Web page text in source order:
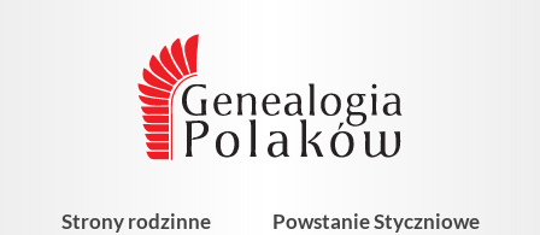
Strony rodzinne
Powstanie Styczniowe